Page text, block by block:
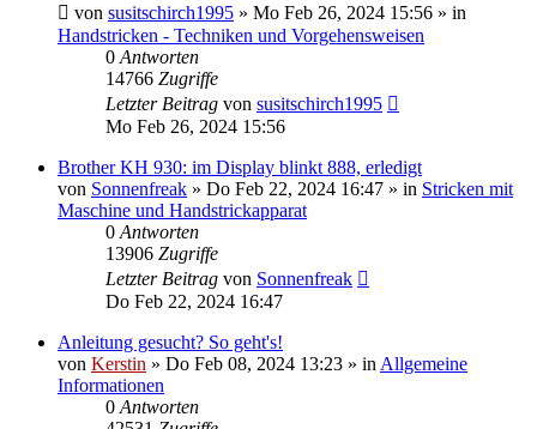
von susitschirch1995 » Mo Feb 26, 2024 15:56 » in
Handstricken - Techniken und Vorgehensweisen
0 Antworten
14766 Zugriffe
Letzter Beitrag von susitschirch1995
Mo Feb 26, 2024 15:56
Brother KH 930: im Display blinkt 888, erledigt
von Sonnenfreak » Do Feb 22, 2024 16:47 » in Stricken mit
Maschine und Handstrickapparat
0 Antworten
13906 Zugriffe
Letzter Beitrag von Sonnenfreak
Do Feb 22, 2024 16:47
Anleitung gesucht? So geht's!
von Kerstin » Do Feb 08, 2024 13:23 » in Allgemeine
Informationen
0 Antworten